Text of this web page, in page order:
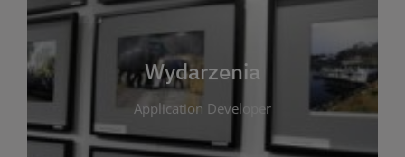
Wydarzenia
Application Developer
bibliotekę. Znajdziesz tu zapowiedzi spotkań
autorskich, warsztatów, prelekcji i zajęć
tematycznych dla różnych grup wiekowych. Każde
wydarzenie ma na celu promowanie kultury
czytelniczej oraz integrację społeczności lokalnej.
Dzięki kalendarzowi wydarzeń możesz łatwo